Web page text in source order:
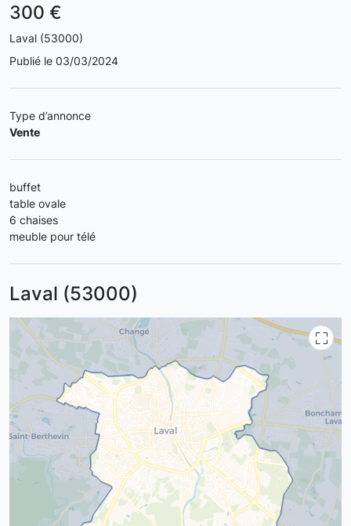
300 €
Laval (53000)
Publié le 03/03/2024
Type d’annonce
Vente
buffet
table ovale
6 chaises
meuble pour télé
Laval (53000)